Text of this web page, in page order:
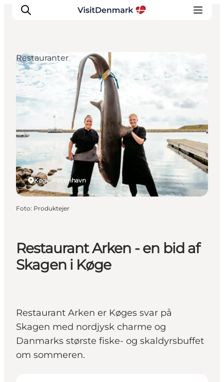
Inspiration
Destinationer
Oplevelser
Overnatning
Planlæg ferien
Restaurant Arken - en bid af
Skagen i Køge
Restaurant Arken er Køges svar på
Skagen med nordjysk charme og
Danmarks største fiske- og skaldyrsbuffet
om sommeren.
Køge, København
Restauranter
Foto: Produktejer